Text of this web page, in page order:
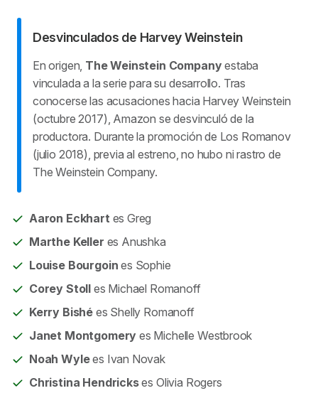
Desvinculados de Harvey Weinstein
En origen, The Weinstein Company estaba
vinculada a la serie para su desarrollo. Tras
conocerse las acusaciones hacia Harvey Weinstein
(octubre 2017), Amazon se desvinculó de la
productora. Durante la promoción de Los Romanov
(julio 2018), previa al estreno, no hubo ni rastro de
The Weinstein Company.
Aaron Eckhart es Greg
Marthe Keller es Anushka
Louise Bourgoin es Sophie
Corey Stoll es Michael Romanoff
Kerry Bishé es Shelly Romanoff
Janet Montgomery es Michelle Westbrook
Noah Wylees Ivan Novak
Christina Hendrickses Olivia Rogers